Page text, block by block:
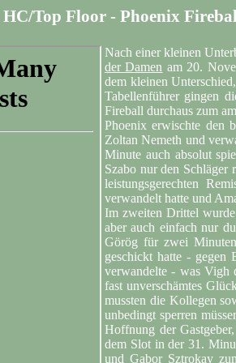
HC/Top Floor - Phoenix
Nach einer kleinen
der Damen am 20.
dem kleinen
Tabellenführer gingen
Fireball durchaus zum
Phoenix erwischte den
Zoltan Nemeth und
Minute auch absolut
Szabo nur den Schläger
leistungsgerechten
verwandelt hatte und
Im zweiten Drittel
aber auch einfach nur
Görög für zwei
geschickt hatte - gegen
verwandelte - was Vigh
fast unverschämtes
mussten die Kollegen
unbedingt sperren
Hoffnung der
dem Slot in der 31.
und Gabor Sztrokay